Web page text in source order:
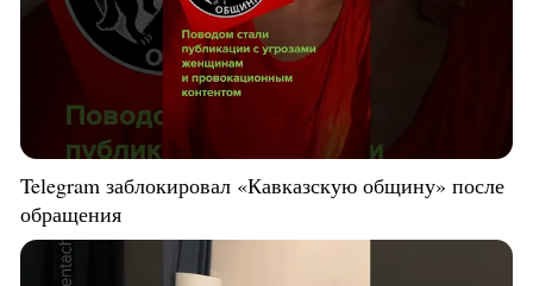
Telegram заблокировал «Кавказскую общину» после
обращения